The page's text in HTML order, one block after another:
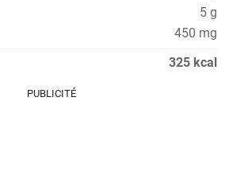
5 g
450 mg
325 kcal
PUBLICITÉ